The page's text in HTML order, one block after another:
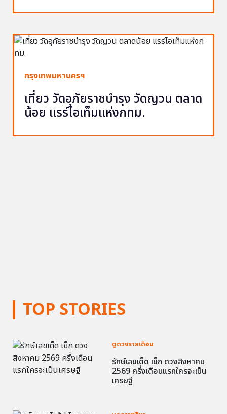
TOP STORIES
ดูดวงรายเดือน
รักษ์เลขเด็ด เช็ก ดวงสิงหาคม
2569 ครึ่งเดือนแรกใครจะเป็น
เศรษฐี
กรุงเทพมหานครฯ
เที่ยว วัดอุภัยราชบำรุง วัดญวน ตลาด
น้อย แรร์ไอเท็มแห่งกทม.